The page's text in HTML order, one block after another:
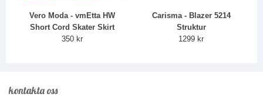
Vero Moda - vmEtta HW
Short Cord Skater Skirt
350 kr
Carisma - Blazer 5214
Struktur
1299 kr
kontakta oss